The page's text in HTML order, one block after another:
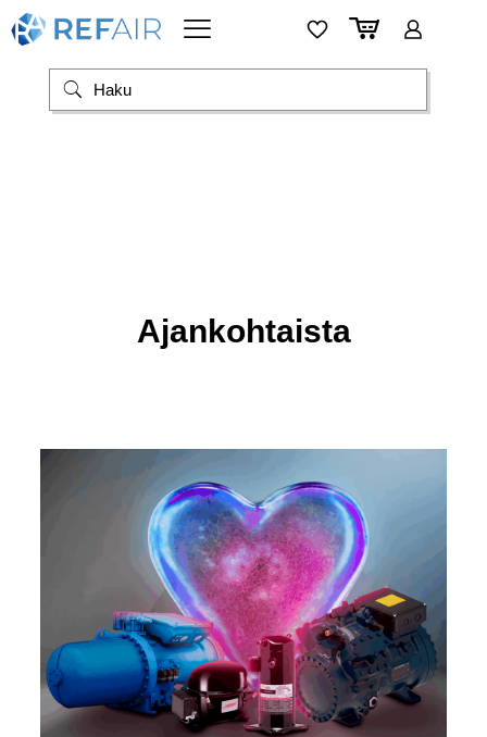
Ajankohtaista